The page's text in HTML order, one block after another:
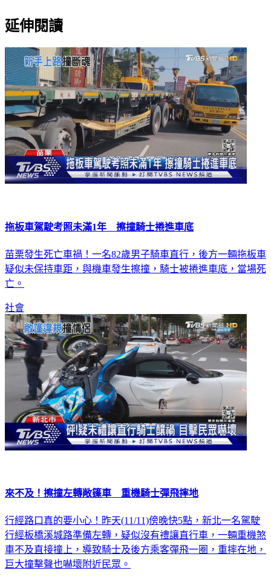
延伸閱讀
拖板車駕駛考照未滿1年 擦撞騎士捲進車底
苗栗發生死亡車禍！一名82歲男子騎車直行，後方一輛拖板車
疑似未保持車距，與機車發生擦撞，騎士被捲進車底，當場死
亡。
社會
來不及！擦撞左轉敞篷車 重機騎士彈飛摔地
行經路口真的要小心！昨天(11/11)傍晚快5點，新北一名駕駛
行經板橋溪城路準備左轉，疑似沒有禮讓直行車，一輛重機煞
車不及直接撞上，導致騎士及後方乘客彈飛一圈，重摔在地，
巨大撞擊聲也嚇壞附近民眾。